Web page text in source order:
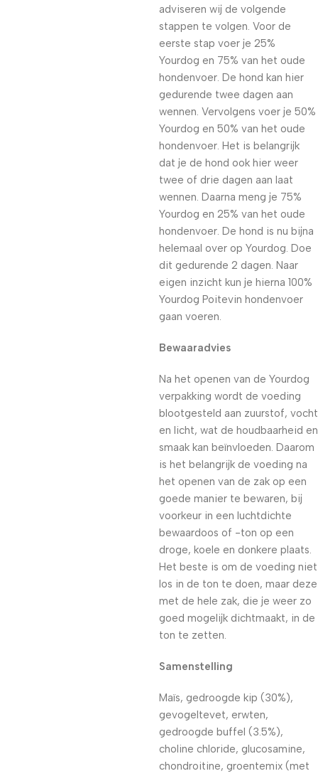
adviseren wij de volgende
stappen te volgen. Voor de
eerste stap voer je 25%
Yourdog en 75% van het oude
hondenvoer. De hond kan hier
gedurende twee dagen aan
wennen. Vervolgens voer je 50%
Yourdog en 50% van het oude
hondenvoer. Het is belangrijk
dat je de hond ook hier weer
twee of drie dagen aan laat
wennen. Daarna meng je 75%
Yourdog en 25% van het oude
hondenvoer. De hond is nu bijna
helemaal over op Yourdog. Doe
dit gedurende 2 dagen. Naar
eigen inzicht kun je hierna 100%
Yourdog Poitevin hondenvoer
gaan voeren.
Bewaaradvies
Na het openen van de Yourdog
verpakking wordt de voeding
blootgesteld aan zuurstof, vocht
en licht, wat de houdbaarheid en
smaak kan beïnvloeden. Daarom
is het belangrijk de voeding na
het openen van de zak op een
goede manier te bewaren, bij
voorkeur in een luchtdichte
bewaardoos of -ton op een
droge, koele en donkere plaats.
Het beste is om de voeding niet
los in de ton te doen, maar deze
met de hele zak, die je weer zo
goed mogelijk dichtmaakt, in de
ton te zetten.
Samenstelling
Maïs, gedroogde kip (30%),
gevogeltevet, erwten,
gedroogde buffel (3.5%),
choline chloride, glucosamine,
chondroitine, groentemix (met